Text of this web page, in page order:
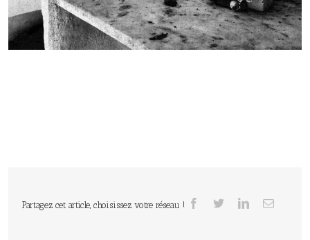
Partagez cet article, choisissez votre réseau !